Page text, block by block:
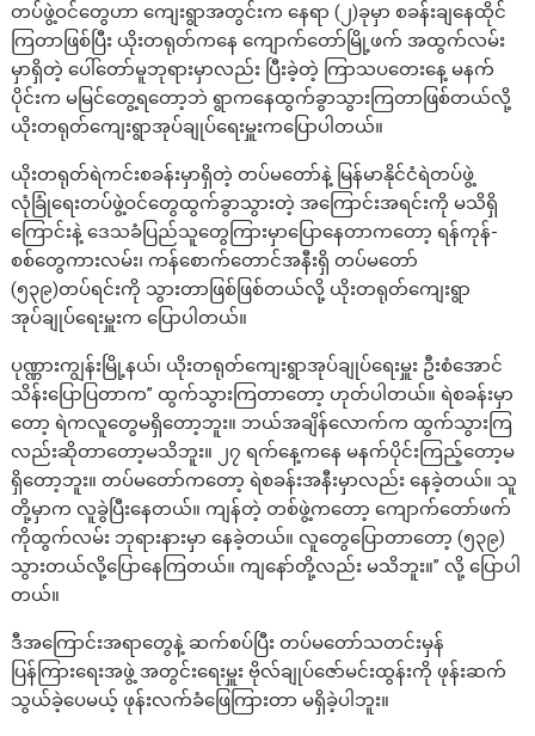
တပ်ဖွဲ့ဝင်တွေဟာ ကျေးရွာအတွင်းက နေရာ (၂)ခုမှာ စခန်းချနေထိုင်
ကြတာဖြစ်ပြီး ယိုးတရုတ်ကနေ ကျောက်တော်မြို့ဖက် အထွက်လမ်း
မှာရှိတဲ့ ပေါ်တော်မူဘုရားမှာလည်း ပြီးခဲ့တဲ့ ကြာသပတေးနေ့ မနက်
ပိုင်းက မမြင်တွေ့ရတော့ဘဲ ရွာကနေထွက်ခွာသွားကြတာဖြစ်တယ်လို့
ယိုးတရုတ်ကျေးရွာအုပ်ချုပ်ရေးမှူးကပြောပါတယ်။
ယိုးတရုတ်ရဲကင်းစခန်းမှာရှိတဲ့ တပ်မတော်နဲ့ မြန်မာနိုင်ငံရဲတပ်ဖွဲ့
လုံခြုံရေးတပ်ဖွဲ့ဝင်တွေထွက်ခွာသွားတဲ့ အကြောင်းအရင်းကို မသိရှိ
ကြောင်းနဲ့ ဒေသခံပြည်သူတွေကြားမှာပြောနေတာကတော့ ရန်ကုန်-
စစ်တွေကားလမ်း၊ ကန်စောက်တောင်အနီးရှိ တပ်မတော်
(၅၃၉)တပ်ရင်းကို သွားတာဖြစ်ဖြစ်တယ်လို့ ယိုးတရုတ်ကျေးရွာ
အုပ်ချုပ်ရေးမှူးက ပြောပါတယ်။
ပုဏ္ဏားကျွန်းမြို့နယ်၊ ယိုးတရုတ်ကျေးရွာအုပ်ချုပ်ရေးမှူး ဦးစံအောင်
သိန်းပြောပြတာက” ထွက်သွားကြတာတော့ ဟုတ်ပါတယ်။ ရဲစခန်းမှာ
တော့ ရဲကလူတွေမရှိတော့ဘူး။ ဘယ်အချိန်လောက်က ထွက်သွားကြ
လည်းဆိုတာတော့မသိဘူး။ ၂၇ ရက်နေ့ကနေ မနက်ပိုင်းကြည့်တော့မ
ရှိတော့ဘူး။ တပ်မတော်ကတော့ ရဲစခန်းအနီးမှာလည်း နေခဲ့တယ်။ သူ
တို့မှာက လူခွဲပြီးနေတယ်။ ကျန်တဲ့ တစ်ဖွဲ့ကတော့ ကျောက်တော်ဖက်
ကိုထွက်လမ်း ဘုရားနားမှာ နေခဲ့တယ်။ လူတွေပြောတာတော့ (၅၃၉)
သွားတယ်လို့ပြောနေကြတယ်။ ကျနော်တို့လည်း မသိဘူး။” လို့ ပြောပါ
တယ်။
ဒီအကြောင်းအရာတွေနဲ့ ဆက်စပ်ပြီး တပ်မတော်သတင်းမှန်
ပြန်ကြားရေးအဖွဲ့ အတွင်းရေးမှူး ဗိုလ်ချုပ်ဇော်မင်းထွန်းကို ဖုန်းဆက်
သွယ်ခဲ့ပေမယ့် ဖုန်းလက်ခံဖြေကြားတာ မရှိခဲ့ပါဘူး။